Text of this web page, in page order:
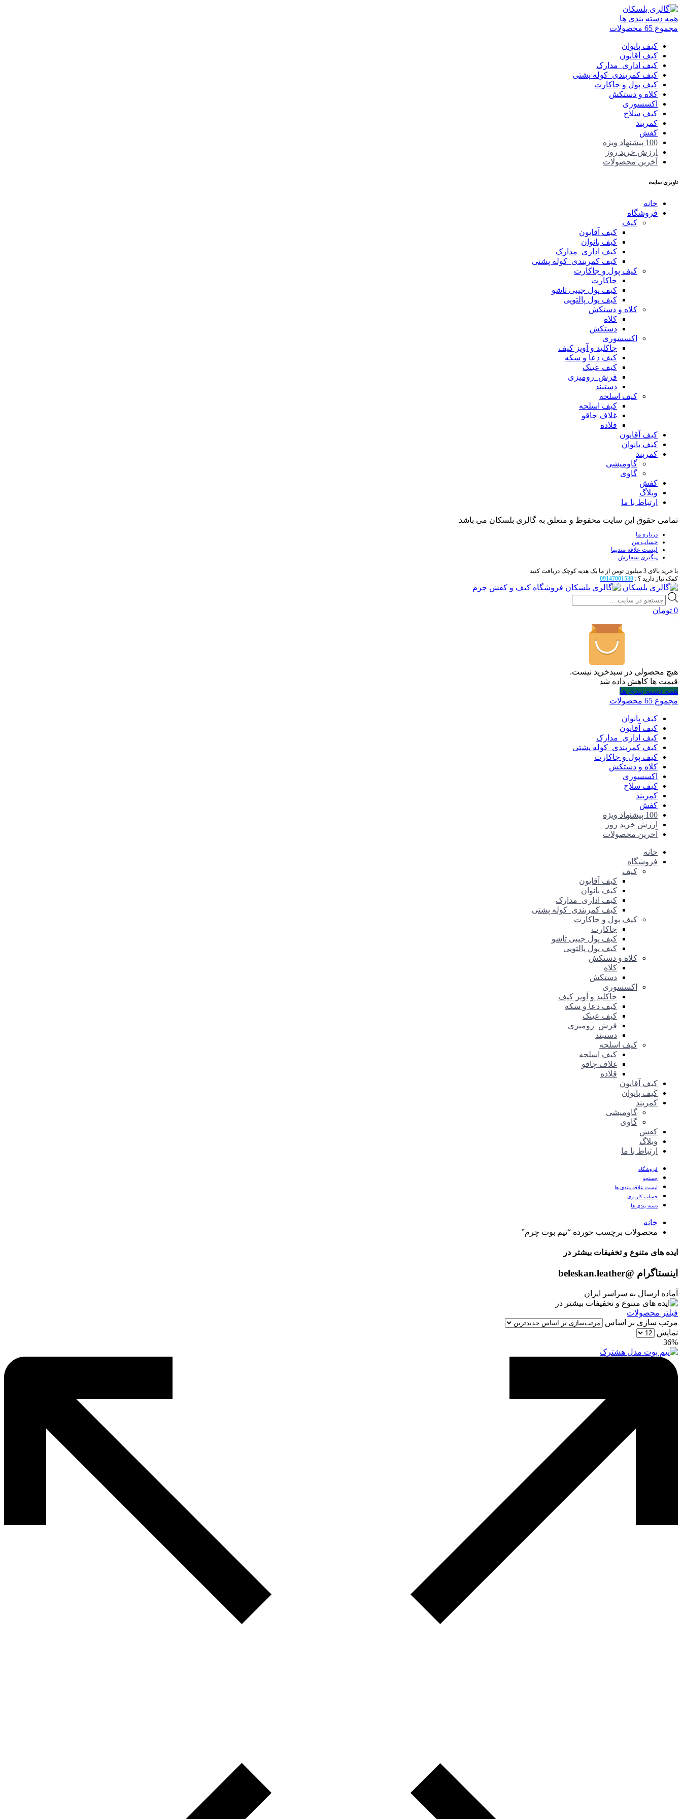
همه دسته بندی ها
مجموع 65 محصولات
کیف بانوان
کیف آقایون
کیف اداری_مدارک
کیف کمربندی_کوله پشتی
کیف پول و جاکارت
کلاه و دستکش
اکسسوری
کیف سلاح
کمربند
کفش
100 پیشنهاد ویژه
ارزش خرید روز
آخرین محصولات
ناوبری سایت
خانه
فروشگاه
کیف
کیف آقایون
کیف بانوان
کیف اداری_مدارک
کیف کمربندی_کوله پشتی
کیف پول و جاکارت
جاکارت
کیف پول جیبی تاشو
کیف پول پالتویی
کلاه و دستکش
کلاه
دستکش
اکسسوری
جاکلید و آویز کیف
کیف دعا و سکه
کیف عینک
فرش_رومیزی
دستبند
کیف اسلحه
کیف اسلحه
غلاف چاقو
قلاده
کیف آقایون
کیف بانوان
کمربند
گاومیشی
گاوی
کفش
وبلاگ
ارتباط با ما
تمامی حقوق این سایت محفوظ و متعلق به گالری بلسکان می باشد
درباره ما
حساب من
لیست علاقه مندیها
پیگیری سفارش
با خرید بالای 3 میلیون تومن از ما یک هدیه کوچک دریافت کنید
کمک نیاز دارید ؟ : 09147001530
فروشگاه کیف و کفش چرم
Products
search
0 تومان
هیچ محصولی در سبدخرید نیست.
قیمت ها کاهش داده شد
همه دسته بندی ها
مجموع 65 محصولات
کیف بانوان
کیف آقایون
کیف اداری_مدارک
کیف کمربندی_کوله پشتی
کیف پول و جاکارت
کلاه و دستکش
اکسسوری
کیف سلاح
کمربند
کفش
100 پیشنهاد ویژه
ارزش خرید روز
آخرین محصولات
خانه
فروشگاه
کیف
کیف آقایون
کیف بانوان
کیف اداری_مدارک
کیف کمربندی_کوله پشتی
کیف پول و جاکارت
جاکارت
کیف پول جیبی تاشو
کیف پول پالتویی
کلاه و دستکش
کلاه
دستکش
اکسسوری
جاکلید و آویز کیف
کیف دعا و سکه
کیف عینک
فرش_رومیزی
دستبند
کیف اسلحه
کیف اسلحه
غلاف چاقو
قلاده
کیف آقایون
کیف بانوان
کمربند
گاومیشی
گاوی
کفش
وبلاگ
ارتباط با ما
فروشگاه
جستجو
لیست علاقه مندی ها
حساب کاربری
دسته بندی ها
خانه
محصولات برچسب خورده “نیم بوت چرم”
ایده های متنوع و تخفیفات بیشتر در
اینستاگرام @beleskan.leather
آماده ارسال به سراسر ایران
فیلتر محصولات
مرتب سازی بر اساس
نمایش
36%